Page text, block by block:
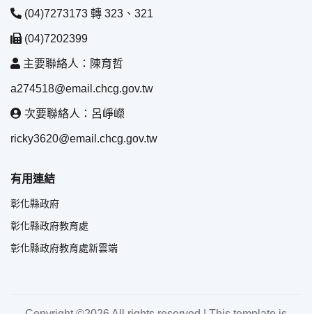
(04)7273173 轉 323、321
(04)7202399
主要聯絡人：陳育哲
a274518@email.chcg.gov.tw
次要聯絡人：呂崢嶸
ricky3620@email.chcg.gov.tw
有用連結
彰化縣政府
彰化縣政府教育處
彰化縣政府教育處新雲端